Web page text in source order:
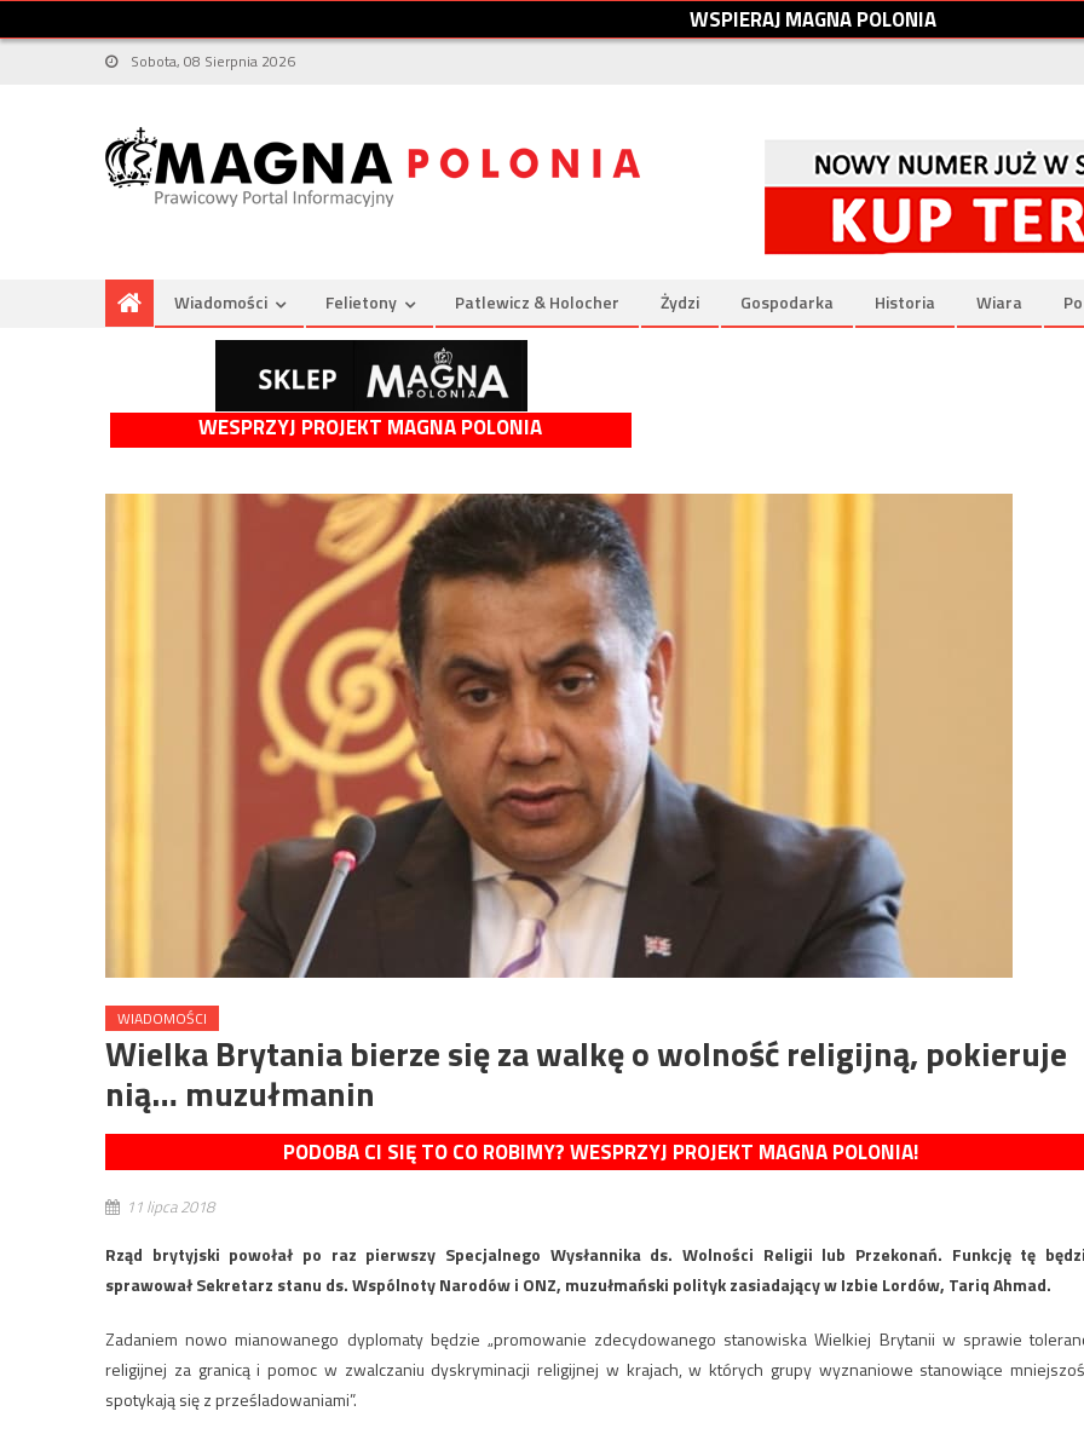
WSPIERAJMAGNAPOLONIA
Sobota, 08 Sierpnia 2026
Wiadomości Felietony Patlewicz & Holocher Żydzi Gospodarka Historia Wiara
WESPRZYJ PROJEKT MAGNA POLONIA
WIADOMOŚCI
Wielka Brytania bierze się za walkę o wolność religijną, pokieruje
nią… muzułmanin
PODOBA CI SIĘ TO CO ROBIMY? WESPRZYJ PROJEKT MAGNA POLONIA!
11 lipca 2018
Rząd brytyjski powołał po raz pierwszy Specjalnego Wysłannika ds. Wolności Religii lub Przekonań. Funkcję tę
sprawował Sekretarz stanu ds. Wspólnoty Narodów i ONZ, muzułmański polityk zasiadający w Izbie Lordów, Tariq Ahmad.
Zadaniem nowo mianowanego dyplomaty będzie „promowanie zdecydowanego stanowiska Wielkiej Brytanii w sprawie
religijnej za granicą i pomoc w zwalczaniu dyskryminacji religijnej w krajach, w których grupy wyznaniowe stanowiące
spotykają się z prześladowaniami”.